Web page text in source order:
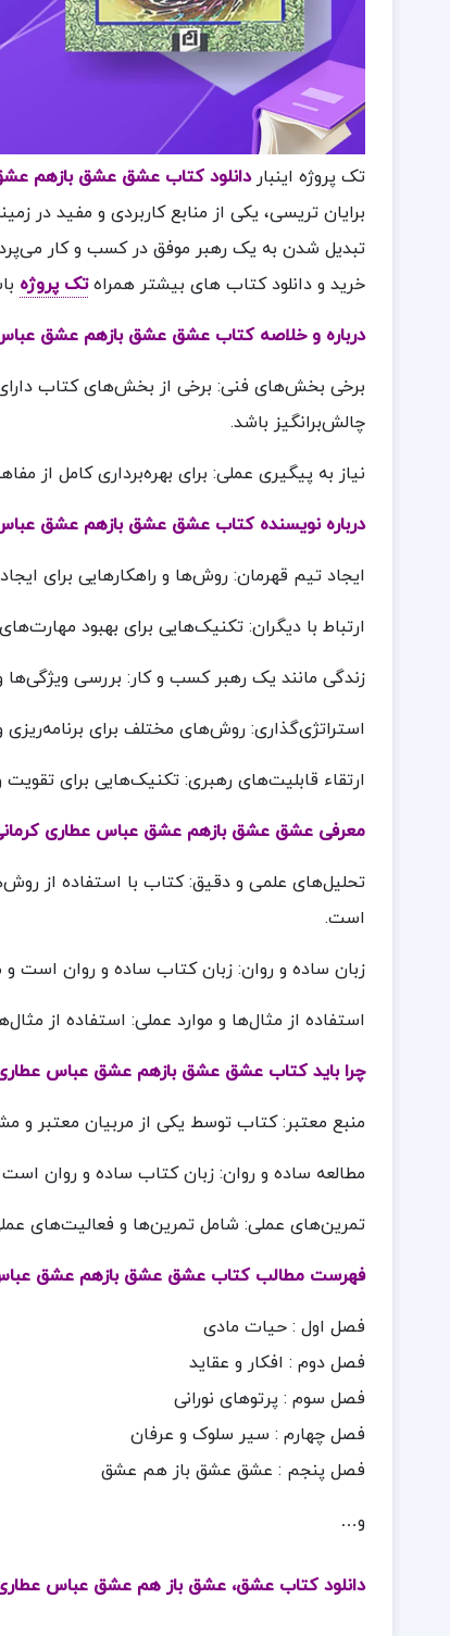
تک پروژه اینبار دانلود کتاب عشق عشق بازهم
برایان تریسی، یکی از منابع کاربردی و مفید
تبدیل شدن به یک رهبر موفق در کسب و کار
خرید و دانلود کتاب های بیشتر همراهتک پروژه
درباره و خلاصه کتاب عشق عشق بازهم عشق
برخی بخش‌های فنی: برخی از بخش‌های کتاب
چالش‌برانگیز باشد.
نیاز به پیگیری عملی: برای بهره‌برداری کامل از
درباره نویسنده کتاب عشق عشق بازهم عشق
ایجاد تیم قهرمان: روش‌ها و راهکارهایی برای
ارتباط با دیگران: تکنیک‌هایی برای بهبود
زندگی مانند یک رهبر کسب و کار: بررسی ویژگی‌ها
استراتژی‌گذاری: روش‌های مختلف برای
ارتقاء قابلیت‌های رهبری: تکنیک‌هایی برای
معرفی عشق عشق بازهم عشق عباس عطاری
تحلیل‌های علمی و دقیق: کتاب با استفاده از
است.
زبان ساده و روان: زبان کتاب ساده و روان است
استفاده از مثال‌ها و موارد عملی: استفاده از
چرا باید کتاب عشق عشق بازهم عشق عباس عطاری
منبع معتبر: کتاب توسط یکی از مربیان معتبر و
مطالعه ساده و روان: زبان کتاب ساده و روان
تمرین‌های عملی: شامل تمرین‌ها و فعالیت‌های
فهرست مطالب کتاب عشق عشق بازهم عشق
فصل اول : حیات مادی
فصل دوم : افکار و عقاید
فصل سوم : پرتوهای نورانی
فصل چهارم : سیر سلوک و عرفان
فصل پنجم : عشق عشق باز هم عشق
و…
دانلود کتاب عشق، عشق باز هم عشق عباس